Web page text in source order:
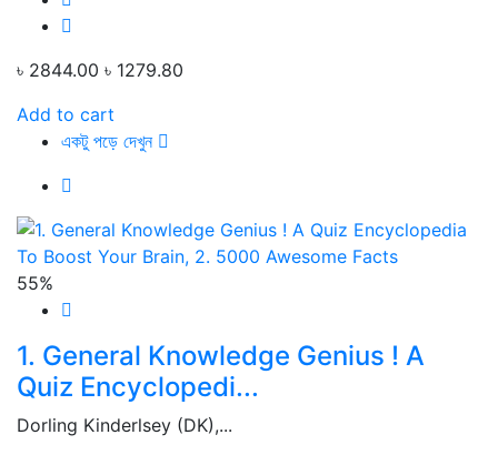
৳ 2844.00 ৳ 1279.80
Add to cart
একটু পড়ে দেখুন
55%
1. General Knowledge Genius ! A
Quiz Encyclopedi...
Dorling Kinderlsey (DK),...